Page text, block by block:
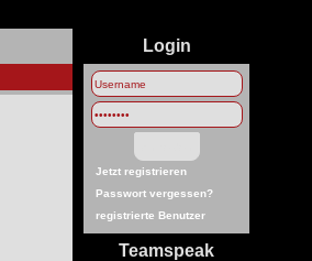
Login
Jetzt registrieren
Passwort vergessen?
registrierte Benutzer
Teamspeak